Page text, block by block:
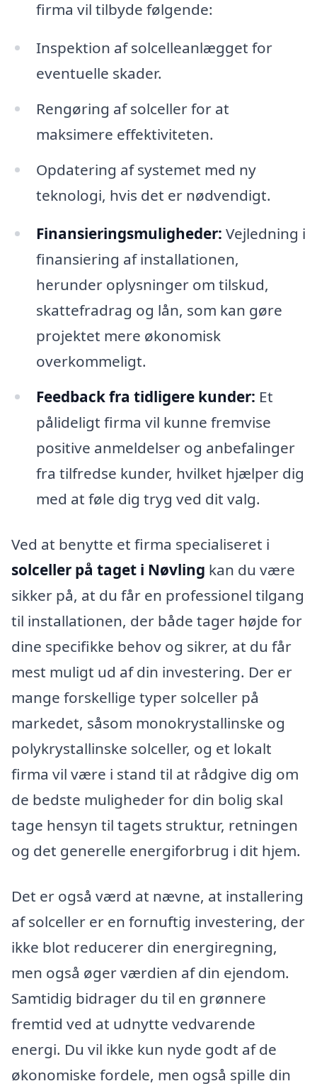
firma vil tilbyde følgende:
Inspektion af solcelleanlægget for
eventuelle skader.
Rengøring af solceller for at
maksimere effektiviteten.
Opdatering af systemet med ny
teknologi, hvis det er nødvendigt.
Finansieringsmuligheder: Vejledning i
finansiering af installationen,
herunder oplysninger om tilskud,
skattefradrag og lån, som kan gøre
projektet mere økonomisk
overkommeligt.
Feedback fra tidligere kunder: Et
pålideligt firma vil kunne fremvise
positive anmeldelser og anbefalinger
fra tilfredse kunder, hvilket hjælper dig
med at føle dig tryg ved dit valg.
Ved at benytte et firma specialiseret i
solceller på taget i Nøvling kan du være
sikker på, at du får en professionel tilgang
til installationen, der både tager højde for
dine specifikke behov og sikrer, at du får
mest muligt ud af din investering. Der er
mange forskellige typer solceller på
markedet, såsom monokrystallinske og
polykrystallinske solceller, og et lokalt
firma vil være i stand til at rådgive dig om
de bedste muligheder for din bolig skal
tage hensyn til tagets struktur, retningen
og det generelle energiforbrug i dit hjem.
Det er også værd at nævne, at installering
af solceller er en fornuftig investering, der
ikke blot reducerer din energiregning,
men også øger værdien af din ejendom.
Samtidig bidrager du til en grønnere
fremtid ved at udnytte vedvarende
energi. Du vil ikke kun nyde godt af de
økonomiske fordele, men også spille din